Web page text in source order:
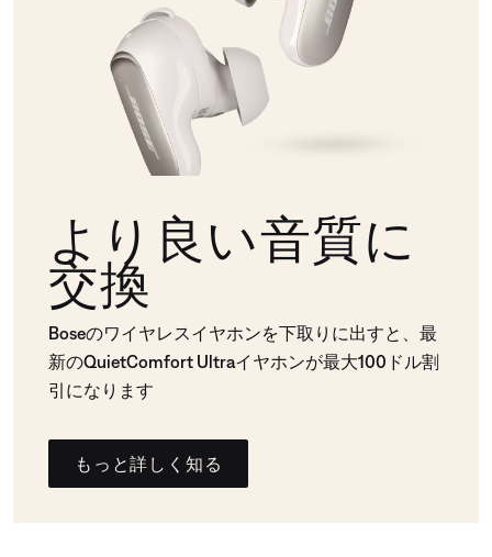
より良い音質に
交換
Boseのワイヤレスイヤホンを下取りに出すと、最
新のQuietComfort Ultraイヤホンが最大100ドル割
引になります
もっと詳しく知る